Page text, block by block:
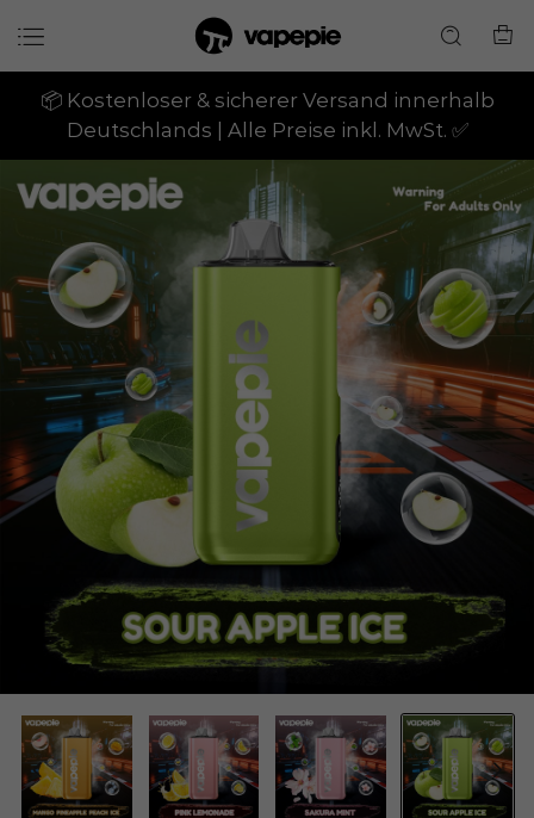
📦 Kostenloser & sicherer Versand innerhalb
Deutschlands | Alle Preise inkl. MwSt. ✅